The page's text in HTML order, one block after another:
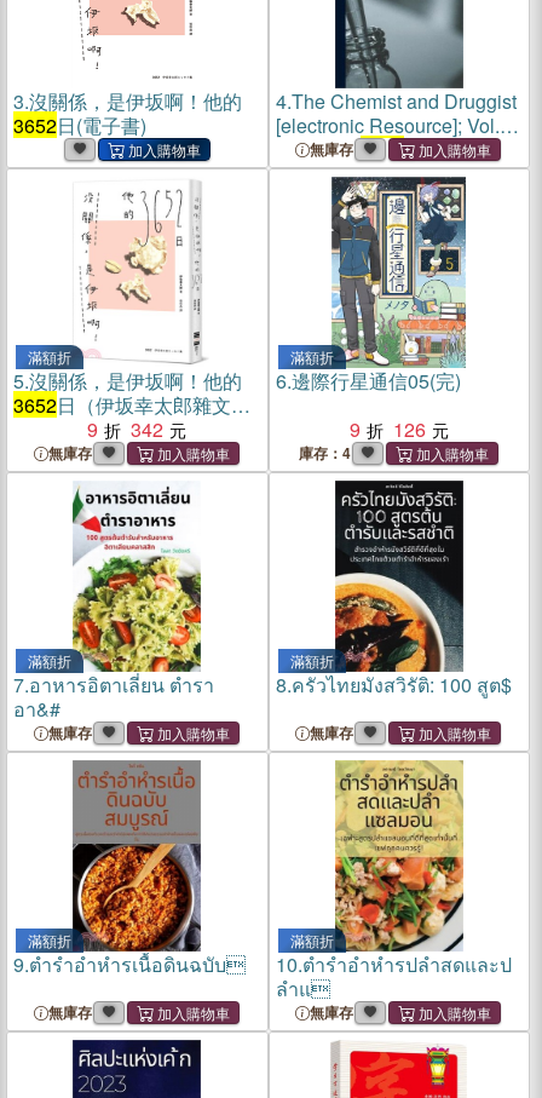
3.沒關係，是伊坂啊！他的
3652日(電子書)
4.The Chemist and Druggist
[electronic Resource]; Vol.
153 = no.3652(18 Feb.
1950)
無庫存
滿額折
5.沒關係，是伊坂啊！他的
3652日（伊坂幸太郎雜文
9 342
無庫存
滿額折
6.邊際行星通信05(完)
9
126
庫存：4
滿額折
7.อาหารอิตาเลี่ยน ตำรา
อา&#
無庫存
滿額折
8.ครัวไทยมังสวิรัติ: 100 สูต$
無庫存
滿額折
9.ตำรำอำหำรเนื้อดินฉบับ
無庫存
滿額折
10.ตำรำอำหำรปลำสดและป
ลำแ
無庫存